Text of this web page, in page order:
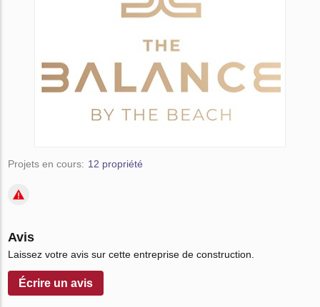
Projets en cours: 12 propriété
Avis
Laissez votre avis sur cette entreprise de construction.
Écrire un avis